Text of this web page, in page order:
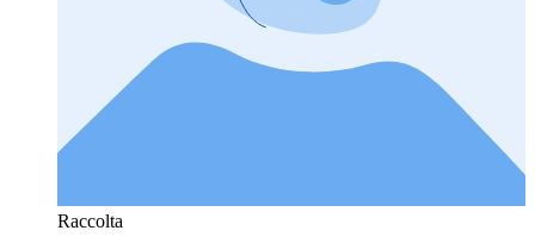
Raccolta